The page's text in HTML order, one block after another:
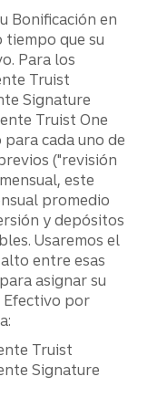
Bonificación en
que su
Para los
Truist
Signature
Truist One
cada uno de
("revisión
este
promedio
y depósitos
Usaremos el
entre esas
asignar su
Efectivo por
Truist
Signature